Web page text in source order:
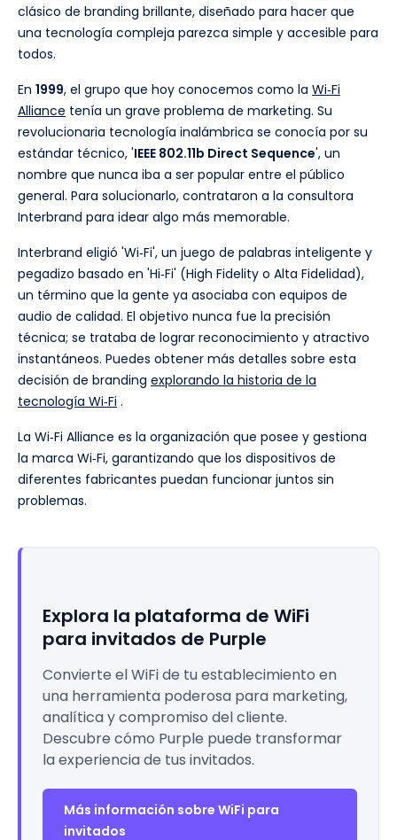
clásico de branding brillante, diseñado para hacer que
una tecnología compleja parezca simple y accesible para
todos.
En 1999, el grupo que hoy conocemos como la Wi‑Fi
Alliance tenía un grave problema de marketing. Su
revolucionaria tecnología inalámbrica se conocía por su
estándar técnico, 'IEEE 802.11b Direct Sequence', un
nombre que nunca iba a ser popular entre el público
general. Para solucionarlo, contrataron a la consultora
Interbrand para idear algo más memorable.
Interbrand eligió 'Wi‑Fi', un juego de palabras inteligente y
pegadizo basado en 'Hi‑Fi' (High Fidelity o Alta Fidelidad),
un término que la gente ya asociaba con equipos de
audio de calidad. El objetivo nunca fue la precisión
técnica; se trataba de lograr reconocimiento y atractivo
instantáneos. Puedes obtener más detalles sobre esta
decisión de branding explorando la historia de la
tecnología Wi‑Fi .
La Wi‑Fi Alliance es la organización que posee y gestiona
la marca Wi‑Fi, garantizando que los dispositivos de
diferentes fabricantes puedan funcionar juntos sin
problemas.
Explora la plataforma de WiFi
para invitados de Purple
Convierte el WiFi de tu establecimiento en
una herramienta poderosa para marketing,
analítica y compromiso del cliente.
Descubre cómo Purple puede transformar
la experiencia de tus invitados.
Más información sobre WiFi para
invitados